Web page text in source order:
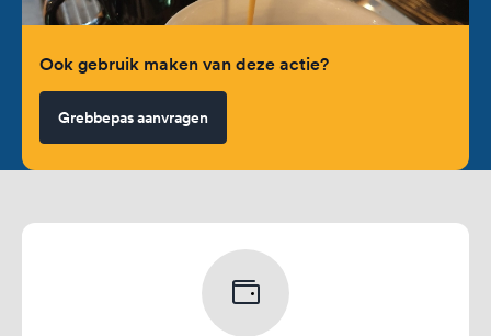
Ook gebruik maken van deze actie?
Grebbepas aanvragen